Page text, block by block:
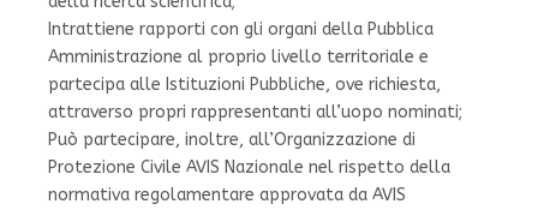
Intrattiene rapporti con gli organi della Pubblica
Amministrazione al proprio livello territoriale e
partecipa alle Istituzioni Pubbliche, ove richiesta,
attraverso propri rappresentanti all’uopo nominati;
Può partecipare, inoltre, all’Organizzazione di
Protezione Civile AVIS Nazionale nel rispetto della
normativa regolamentare approvata da AVIS